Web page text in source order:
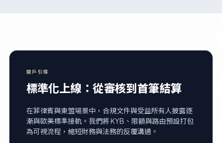
開戶引導
標準化上線：從審核到首筆結算
在菲律賓與東盟場景中，合規文件與受益所有人披露逐
漸與歐美標準接軌。我們將 KYB、限額與路由預設打包
為可視流程，縮短財務與法務的反覆溝通。